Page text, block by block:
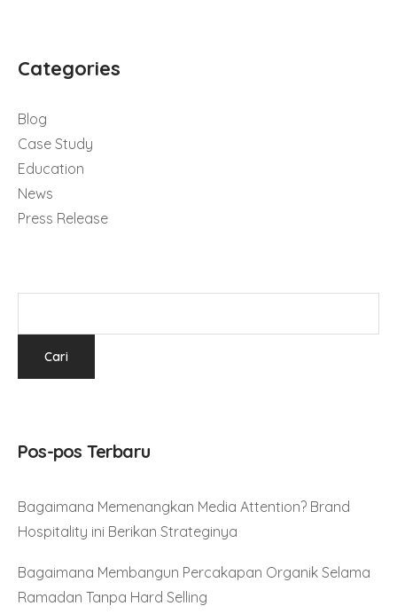
Categories
Blog
Case Study
Education
News
Press Release
Pos-pos Terbaru
Bagaimana Memenangkan Media Attention? Brand
Hospitality ini Berikan Strateginya
Bagaimana Membangun Percakapan Organik Selama
Ramadan Tanpa Hard Selling